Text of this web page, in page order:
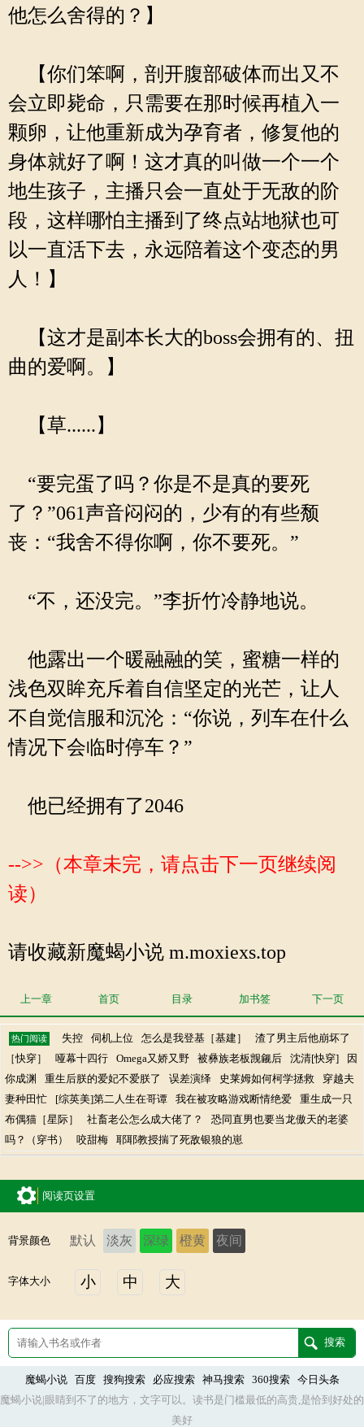
他怎么舍得的？】
【你们笨啊，剖开腹部破体而出又不
会立即毙命，只需要在那时候再植入一
颗卵，让他重新成为孕育者，修复他的
身体就好了啊！这才真的叫做一个一个
地生孩子，主播只会一直处于无敌的阶
段，这样哪怕主播到了终点站地狱也可
以一直活下去，永远陪着这个变态的男
人！】
【这才是副本长大的boss会拥有的、扭
曲的爱啊。】
【草......】
“要完蛋了吗？你是不是真的要死
了？”061声音闷闷的，少有的有些颓
丧：“我舍不得你啊，你不要死。”
“不，还没完。”李折竹冷静地说。
他露出一个暖融融的笑，蜜糖一样的
浅色双眸充斥着自信坚定的光芒，让人
不自觉信服和沉沦：“你说，列车在什么
情况下会临时停车？”
他已经拥有了2046
-->>（本章未完，请点击下一页继续阅
读）
请收藏新魔蝎小说 m.moxiexs.top
上一章 首页 目录 加书签 下一页
热门阅读 失控 伺机上位 怎么是我登基［基建］
渣了男主后他崩坏了
［快穿］
哑幕十四行 Omega又娇又野 被彝族老板觊觎后 沈清[快穿]
因
你成渊
重生后朕的爱妃不爱朕了 误差演绎 史莱姆如何柯学拯救
穿越夫
妻种田忙
[综英美]第二人生在哥谭 我在被攻略游戏断情绝爱
重生成一只
布偶猫［星际］
社畜老公怎么成大佬了？
恐同直男也要当龙傲天的老婆
吗？（穿书）
咬甜梅 耶耶教授揣了死敌银狼的崽
阅读页设置
背景颜色 默认 淡灰 深绿 橙黄 夜间
字体大小 小 中 大
魔蝎小说 百度 搜狗搜索 必应搜索 神马搜索 360搜索
今日头条
魔蝎小说|眼睛到不了的地方，文字可以。读书是门槛最低的高贵,是恰到好处的
美好